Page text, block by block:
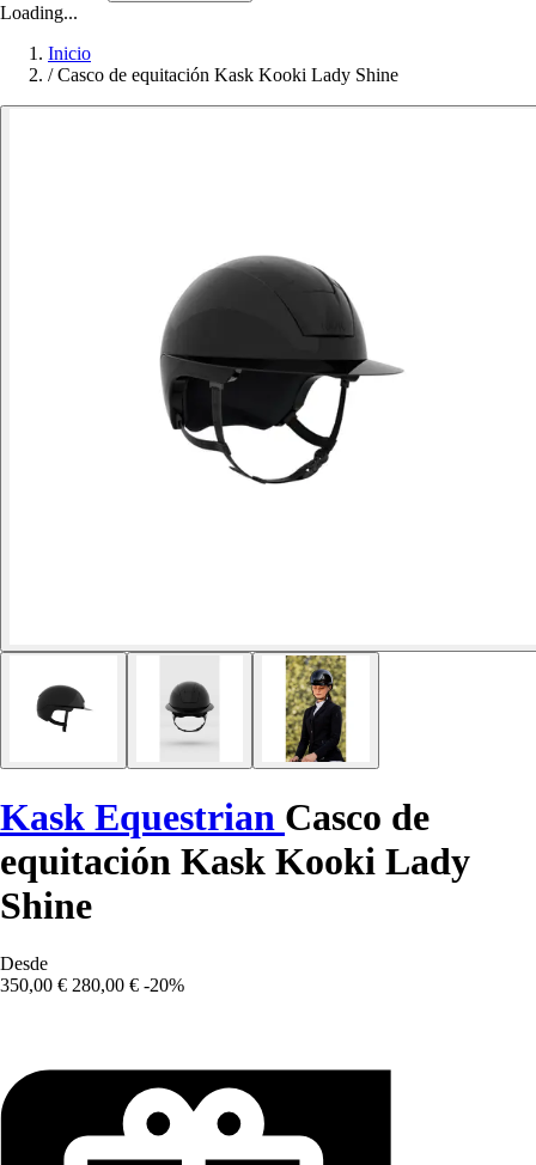
Loading...
Inicio
/ Casco de equitación Kask Kooki Lady Shine
Kask Equestrian Casco de
equitación Kask Kooki Lady
Shine
Desde
350,00 € 280,00 € -20%